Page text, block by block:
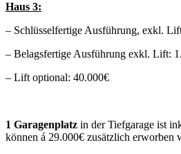
Haus 3:
– Schlüsselfertige Ausführung, exkl.
– Belagsfertige Ausführung exkl. Lift:
– Lift optional: 40.000€
1 Garagenplatz in der Tiefgarage ist
können á 29.000€ zusätzlich erworben